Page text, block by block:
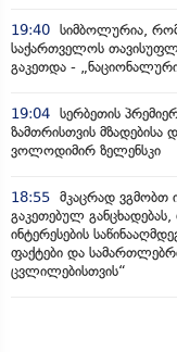
19:40 სიმბოლურია, რომ
საქართველოს
გაკეთდა -
19:04 სერბეთის
ზამთრისთვის მზადებისა
ვოლოდიმირ ზელენსკი
18:55 მკაცრად ვგმობთ
გაკეთებულ
ინტერესების
ფაქტები და
ცვლილებისთვის“